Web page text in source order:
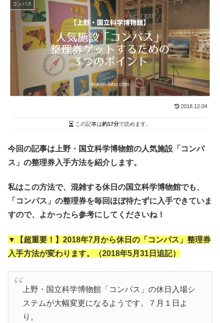
コンパス
2018.12.04
この記事は約17分で読めます。
今回の記事は上野・国立科学博物館の人気施設「コンパ
ス」の整理券入手方法を紹介します。
私はこの方法で、混雑する休日の国立科学博物館でも、
「コンパス」の整理券を毎回ほぼ待たずに入手できていま
すので、よかったら参考にしてくださいね！
▼【超重要！】2018年7月から休日の「コンパス」整理券
入手方法が変わります。（2018年5月31日追記）
上野・国立科学博物館「コンパス」の休日入場シ
ステムが大幅変更になるようです。７月１日よ
り。